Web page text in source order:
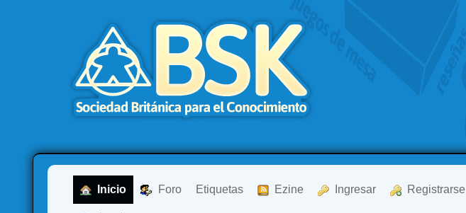
Inicio Foro Etiquetas Ezine Ingresar Registrarse